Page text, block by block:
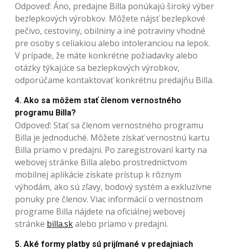
Odpoveď: Áno, predajne Billa ponúkajú široký výber
bezlepkových výrobkov. Môžete nájsť bezlepkové
pečivo, cestoviny, obilniny a iné potraviny vhodné
pre osoby s celiakiou alebo intoleranciou na lepok.
V prípade, že máte konkrétne požiadavky alebo
otázky týkajúce sa bezlepkových výrobkov,
odporúčame kontaktovať konkrétnu predajňu Billa.
4. Ako sa môžem stať členom vernostného
programu Billa?
Odpoveď: Stať sa členom vernostného programu
Billa je jednoduché. Môžete získať vernostnú kartu
Billa priamo v predajni. Po zaregistrovaní karty na
webovej stránke Billa alebo prostredníctvom
mobilnej aplikácie získate prístup k rôznym
výhodám, ako sú zľavy, bodový systém a exkluzívne
ponuky pre členov. Viac informácií o vernostnom
programe Billa nájdete na oficiálnej webovej
stránke billa.skalebo priamo v predajni.
5. Aké formy platby sú prijímané v predajniach